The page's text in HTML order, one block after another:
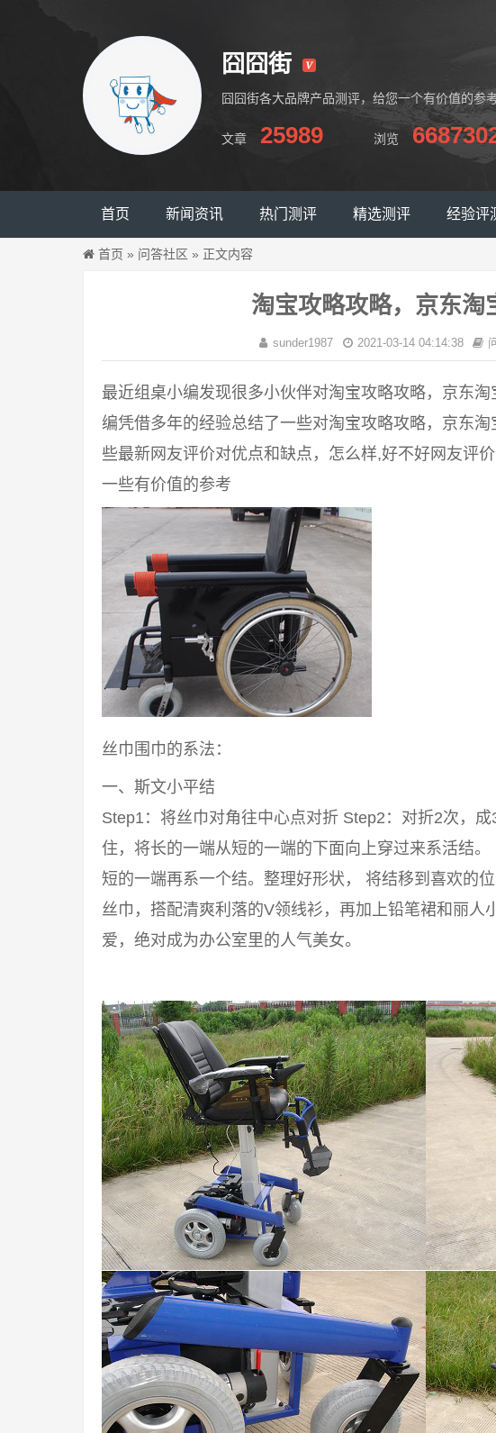
囧囧街
囧囧街各大品牌产品测评，给您一个有价值的参
文章 25989 浏览
首页 新闻资讯 热门测评 精选测评 经验评
首页 » 问答社区 » 正文内容
淘宝攻略攻略，京东淘
sunder1987 2021-03-14 04:14:38
最近组桌小编发现很多小伙伴对淘宝攻略攻略，京东
编凭借多年的经验总结了一些对淘宝攻略攻略，京东
些最新网友评价对优点和缺点，怎么样,好不好网友评
一些有价值的参考
丝巾围巾的系法：
一、斯文小平结
Step1：将丝巾对角往中心点对折 Step2：对折2次，
住，将长的一端从短的一端的下面向上穿过来系活结
短的一端再系一个结。整理好形状， 将结移到喜欢的
丝巾，搭配清爽利落的V领线衫，再加上铅笔裙和丽人
爱，绝对成为办公室里的人气美女。